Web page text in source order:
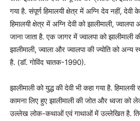
गया है. संपूर्ण हिमालयी क्षेत्र में अग्नि देव नहीं, देवी
हिमालयी क्षेत्र में अग्नि देवी को झालीमाली,
जाना जाता है. एक जागर में ज्वालपा को झालीमाली
झालीमाली, ज्वाला और ज्वालपा की ज्योति को अन्य
है. (डॉ. गोविंद चातक-1990).
झालीमाली को युद्ध की देवी भी कहा गया है. हिमालयी
कामना लिए हुए झालीमाली की जोत और ध्वजा को
उल्लेख लोक-कथाओं एवं गाथाओं में उल्लेखित है.